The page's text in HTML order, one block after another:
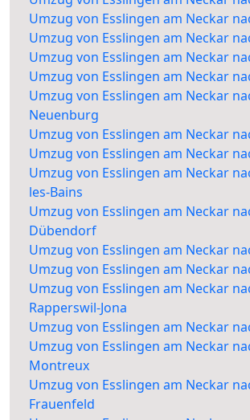
Umzug von Esslingen am Neckar
Umzug von Esslingen am Neckar
Umzug von Esslingen am Neckar
Umzug von Esslingen am Neckar
Umzug von Esslingen am Neckar
Neuenburg
Umzug von Esslingen am Neckar
Umzug von Esslingen am Neckar
Umzug von Esslingen am Neckar
les-Bains
Umzug von Esslingen am Neckar
Dübendorf
Umzug von Esslingen am Neckar
Umzug von Esslingen am Neckar
Umzug von Esslingen am Neckar
Rapperswil-Jona
Umzug von Esslingen am Neckar
Umzug von Esslingen am Neckar
Montreux
Umzug von Esslingen am Neckar
Frauenfeld